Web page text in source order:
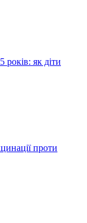
років: як діти
проти